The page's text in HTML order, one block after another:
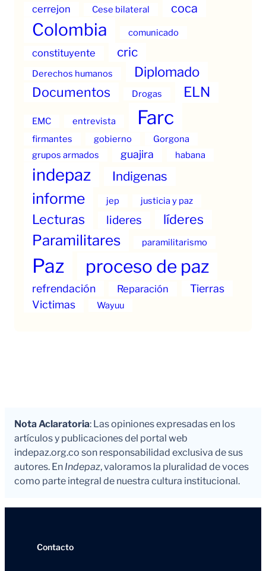
cerrejon Cese bilateral coca
Colombia comunicado
constituyente cric
Derechos humanos Diplomado
Documentos Drogas ELN
EMC entrevista Farc
firmantes gobierno
Gorgona
grupos armados
guajira habana
indepaz Indigenas
informe jep justicia y paz
Lecturas lideres líderes
Paramilitares paramilitarismo
Paz proceso de paz
refrendación Reparación
Tierras
Victimas
Wayuu
Nota Aclaratoria: Las opiniones expresadas en los
artículos y publicaciones del portal web
indepaz.org.co son responsabilidad exclusiva de sus
autores. En Indepaz, valoramos la pluralidad de voces
como parte integral de nuestra cultura institucional.
Contacto